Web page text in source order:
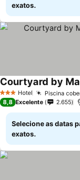
exatos.
3 EstrelasHotel Piscina
8,8 Excelente 2.655
Selecione as datas
exatos.